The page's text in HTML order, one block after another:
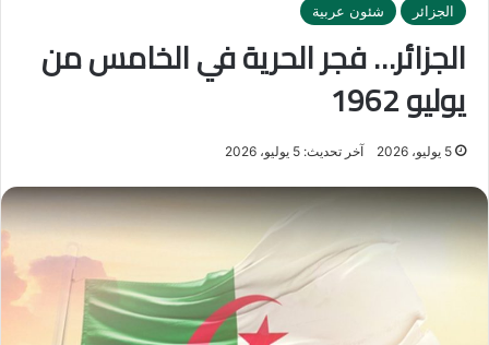
الجزائر شئون عربية
الجزائر… فجر الحرية في الخامس من
يوليو 1962
5 يوليو، 2026 آخر تحديث: 5 يوليو، 2026